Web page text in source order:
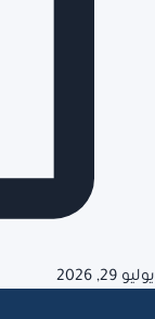
يوليو 29, 2026